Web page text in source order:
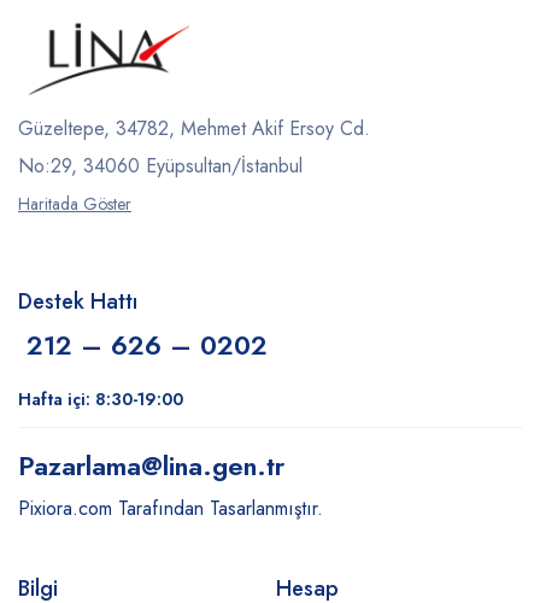
Güzeltepe, 34782, Mehmet Akif Ersoy Cd.
No:29, 34060 Eyüpsultan/İstanbul
Haritada Göster
Destek Hattı
212 – 626 – 0202
Hafta içi: 8:30-19:00
Pazarlama@lina.gen.tr
Pixiora.com Tarafından Tasarlanmıştır.
Bilgi Hesap